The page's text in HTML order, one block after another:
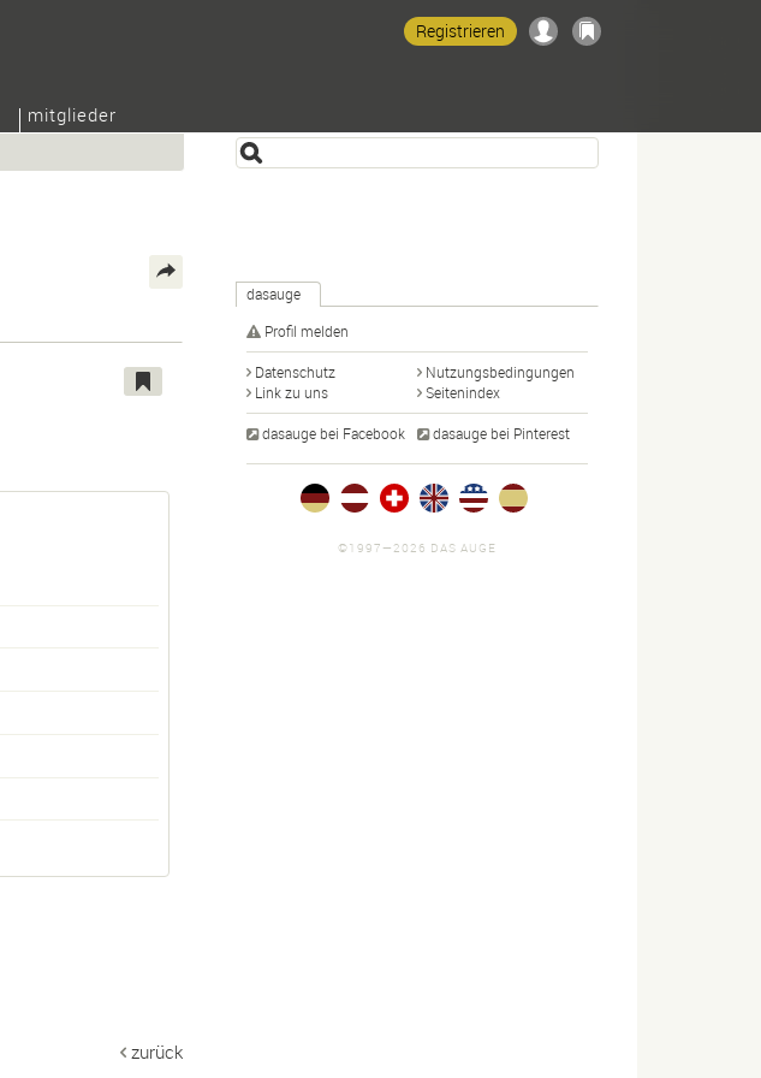
mitglieder
Registrieren
zurück
dasauge
Profil melden
Datenschutz
Nutzungsbedingungen
Link zu uns
Seitenindex
dasauge bei Facebook dasauge bei Pinterest
©1997—2026 DAS AUGE